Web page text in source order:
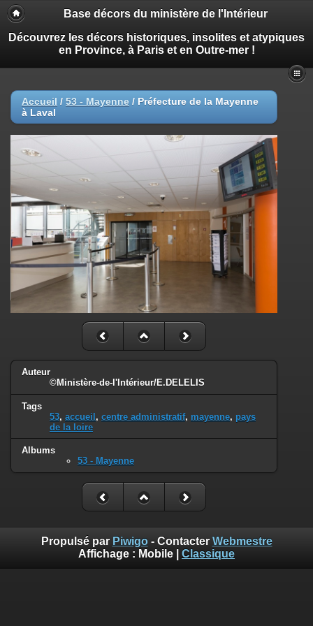
Base décors du ministère de l'Intérieur
Découvrez les décors historiques, insolites et atypiques
en Province, à Paris et en Outre-mer !
Accueil / 53 - Mayenne / Préfecture de la Mayenne
à Laval
Auteur
©Ministère-de-l'Intérieur/E.DELELIS
Tags
53, accueil, centre administratif, mayenne, pays
de la loire
Albums
53 - Mayenne
Propulsé par Piwigo- Contacter Webmestre
Affichage : Mobile Classique